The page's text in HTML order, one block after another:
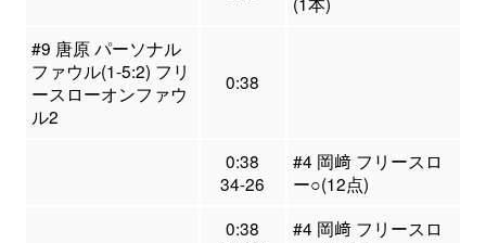
#9 唐原 パーソナル
ファウル(1-5:2) フリ
ースローオンファウ
ル2
0:38
0:38
34-26
#4 岡﨑 フリースロ
ー○(12点)
0:38
#4 岡﨑 フリースロ